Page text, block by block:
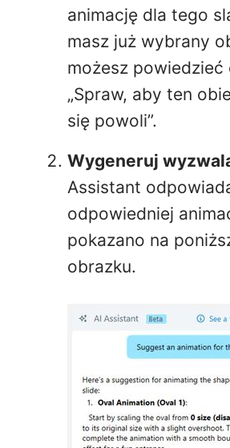
animację dla tego
masz już wybrany
możesz
„Spraw, aby ten
się powoli”.
Wygeneruj
Assistant
odpowiedniej
pokazano na
obrazku.